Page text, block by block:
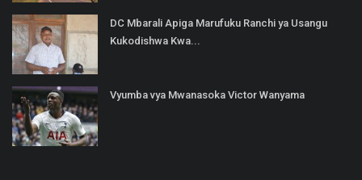
DC Mbarali Apiga Marufuku Ranchi ya Usangu
Kukodishwa Kwa...
Vyumba vya Mwanasoka Victor Wanyama